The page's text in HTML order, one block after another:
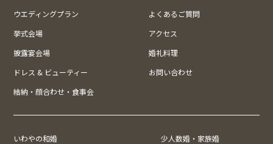
ウエディングプラン
よくあるご質問
挙式会場
アクセス
披露宴会場
婚礼料理
ドレス & ビューティー
お問い合わせ
結納・顔合わせ・食事会
いわやの和婚
少人数婚・家族婚